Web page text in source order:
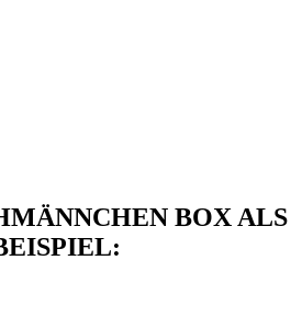
BOX ALS